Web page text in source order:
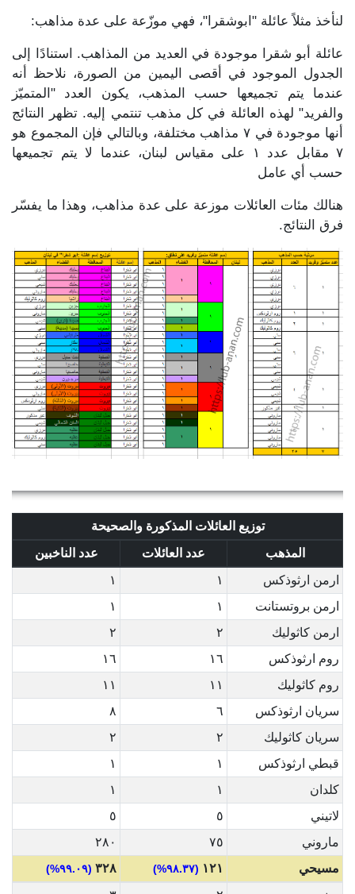
لنأخذ مثلاً عائلة "ابوشقرا"، فهي موزّعة على عدة مذاهب:
عائلة أبو شقرا موجودة في العديد من المذاهب. استنادًا إلى
الجدول الموجود في أقصى اليمين من الصورة، نلاحظ أنه
عندما يتم تجميعها حسب المذهب، يكون العدد "المتميّز
والفريد" لهذه العائلة في كل مذهب تنتمي إليه. تظهر النتائج
أنها موجودة في ٧ مذاهب مختلفة، وبالتالي فإن المجموع هو
٧ مقابل عدد ١ على مقياس لبنان، عندما لا يتم تجميعها
حسب أي عامل
هنالك مئات العائلات موزعة على عدة مذاهب، وهذا ما يفسّر
فرق النتائج.
توزيع العائلات المذكورة والصحيحة
المذهب
عدد العائلات
عدد الناخبين
ارمن ارثوذكس
١
١
ارمن بروتستانت
١
١
ارمن كاثوليك
٢
٢
روم ارثوذكس
١٦
١٦
روم كاثوليك
١١
١١
سريان ارثوذكس
٦
٨
سريان كاثوليك
٢
٢
قبطي ارثوذكس
١
١
كلدان
١
١
لاتيني
٥
٥
ماروني
٧٥
٢٨٠
مسيحي
١٢١ (٩٨.٣٧%) ٣٢٨ (٩٩.٠٩%)